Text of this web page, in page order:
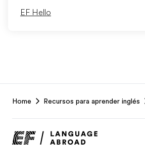
EF Hello
Footer
Home Recursos para aprender inglés